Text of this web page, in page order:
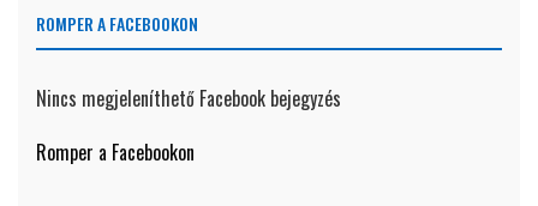
ROMPER A FACEBOOKON
Nincs megjeleníthető Facebook bejegyzés
Romper a Facebookon